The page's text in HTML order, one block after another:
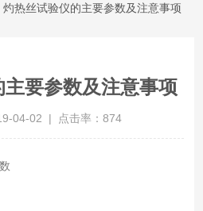
灼热丝试验仪的主要参数及注意事项
要参数及注意事项
04-02 | 点击率：874